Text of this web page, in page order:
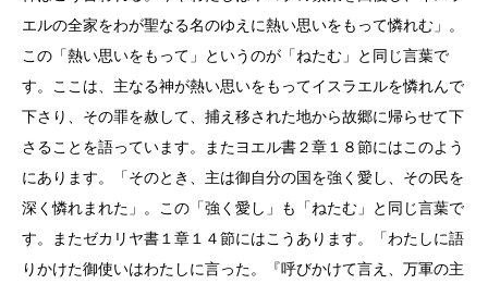
エルの全家をわが聖なる名のゆえに熱い思いをもって憐れむ」。
この「熱い思いをもって」というのが「ねたむ」と同じ言葉で
す。ここは、主なる神が熱い思いをもってイスラエルを憐れんで
下さり、その罪を赦して、捕え移された地から故郷に帰らせて下
さることを語っています。またヨエル書２章１８節にはこのよう
にあります。「そのとき、主は御自分の国を強く愛し、その民を
深く憐れまれた」。この「強く愛し」も「ねたむ」と同じ言葉で
す。またゼカリヤ書１章１４節にはこうあります。「わたしに語
りかけた御使いはわたしに言った。『呼びかけて言え、万軍の主